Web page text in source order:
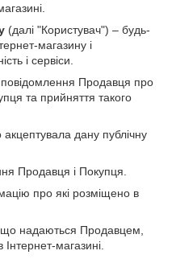
(далі "Користувач") – будь-
магазину і
і сервіси.
Продавця про
та прийняття такого
дану публічну
Продавця і Покупця.
про які розміщено в
що надаються Продавцем,
магазині.